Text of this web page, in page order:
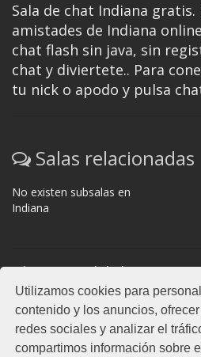
Utilizamos cookies para
contenido y los anuncios,
redes sociales y analizar el
compartimos información sobre
Sala de chat Indiana gratis.
amistades de Indiana
chat flash sin java, sin
chat y diviertete.. Para
tu nick o apodo y pulsa
Salas relacionadas
No existen subsalas en
Indiana
Normas del chat
#Indiana es una sala donde
Mantén la educación y compórtate
privacidad de los usuarios es muy
información de terceros. Todas las